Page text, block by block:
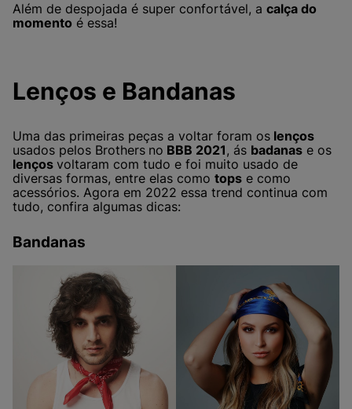
Além de despojada é super confortável, a calça do
momento é essa!
Lenços e Bandanas
Uma das primeiras peças a voltar foram os lenços
usados pelos Brothers no BBB 2021 , ás badanas e os
lenços voltaram com tudo e foi muito usado de
diversas formas, entre elas como tops e como
acessórios. Agora em 2022 essa trend continua com
tudo, confira algumas dicas:
Bandanas